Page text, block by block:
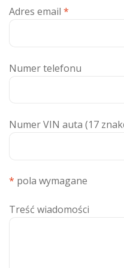
Adres email *
Numer telefonu
Numer VIN auta (17
* pola wymagane
Treść wiadomości